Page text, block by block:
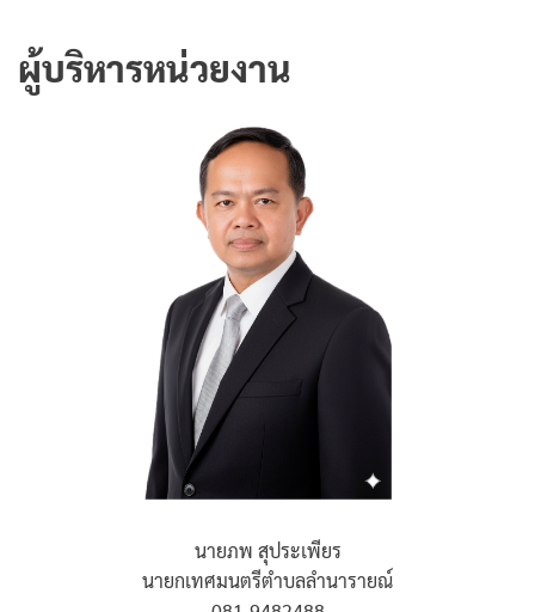
ผู้บริหารหน่วยงาน
นายภพ สุประเพียร
นายกเทศมนตรีตำบลลำนารายณ์